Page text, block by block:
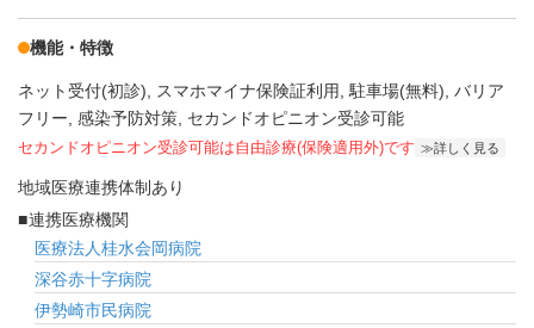
機能・特徴
ネット受付(初診) スマホマイナ保険証利用 駐車場(無料) バリア
フリー 感染予防対策 セカンドオピニオン受診可能
セカンドオピニオン受診可能は自由診療(保険適用外)です 詳しく見る
地域医療連携体制あり
連携医療機関
医療法人桂水会岡病院
深谷赤十字病院
伊勢崎市民病院